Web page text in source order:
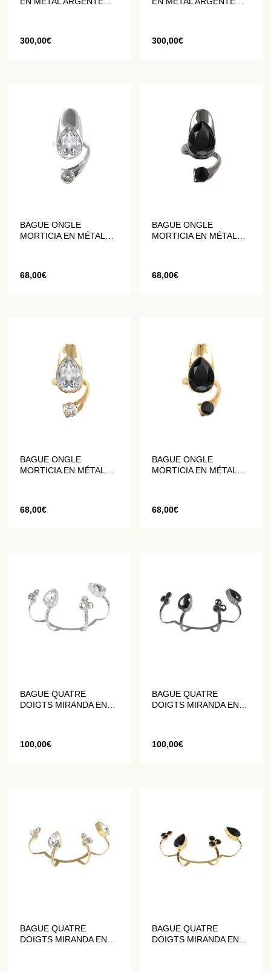
300,00€
300,00€
BAGUE ONGLE
MORTICIA EN MÉTAL
68,00€
BAGUE ONGLE
MORTICIA EN MÉTAL
68,00€
BAGUE ONGLE
MORTICIA EN MÉTAL
68,00€
BAGUE ONGLE
MORTICIA EN MÉTAL
68,00€
BAGUE QUATRE
DOIGTS MIRANDA EN
100,00€
BAGUE QUATRE
DOIGTS MIRANDA EN
100,00€
BAGUE QUATRE
DOIGTS MIRANDA EN
BAGUE QUATRE
DOIGTS MIRANDA EN